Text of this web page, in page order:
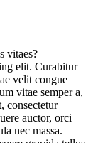
vitaes?
elit. Curabitur
velit congue
vitae semper a,
consectetur
auctor, orci
nec massa.